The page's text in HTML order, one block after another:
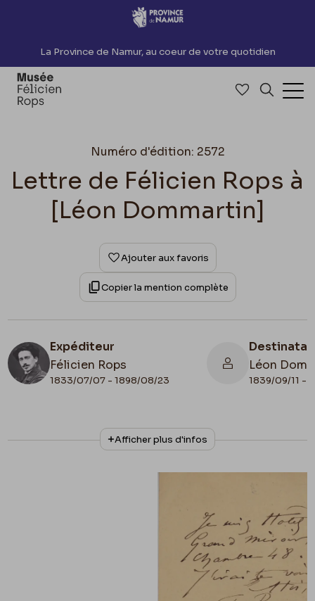
Accèder directement au contenu
La Province de Namur, au coeur de votre quotidien
Accéder à
Numéro d'édition: 2572
Lettre de Félicien Rops à
[Léon Dommartin]
Ajouter aux favoris
Copier la mention complète
Expéditeur
Félicien Rops
1833/07/07 - 1898/08/23
Léon
1839/09/11 -
N° d'inventaire
II/6655/470/126
Collationnage
Autographe
Afficher plus d'infos